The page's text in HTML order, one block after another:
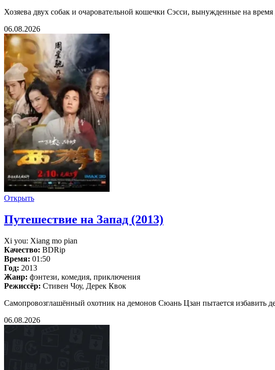
Хозяева двух собак и очаровательной кошечки Сэсси, вынужденные на
06.08.2026
Открыть
Путешествие на Запад (2013)
Xi you: Xiang mo pian
Качество: BDRip
Время: 01:50
Год: 2013
Жанр: фэнтези, комедия, приключения
Режиссёр: Стивен Чоу, Дерек Квок
Самопровозглашённый охотник на демонов Сюань Цзан пытается избавить
06.08.2026